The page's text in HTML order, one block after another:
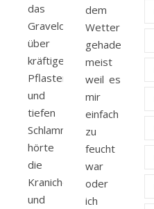
das
Graveldingsda
über
kräftiges
Pflaster
und
tiefen
Schlamm,
hörte
die
Kraniche
und
dem
Wetter
gehadert,
meist
weil es
mir
einfach
zu
feucht
war
oder
ich